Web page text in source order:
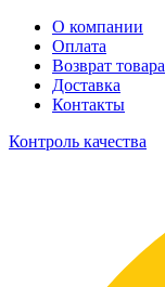
О компании
Оплата
Возврат товара
Доставка
Контакты
Контроль качества